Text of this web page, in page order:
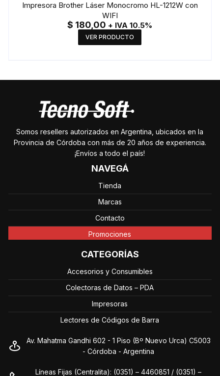
Impresora Brother Láser Monocromo HL-1212W con
WIFI
$ 180,00 + IVA 10.5%
VER PRODUCTO
Somos resellers autorizados en Argentina, ubicados en la
Provincia de Córdoba con más de 20 años de experiencia.
¡Envíos a todo el país!
NAVEGÁ
Tienda
Marcas
Contacto
Promociones
CATEGORÍAS
Accesorios y Consumibles
Colectoras de Datos – PDA
Impresoras
Lectores de Códigos de Barra
Av. Mahatma Gandhi 602 - 1 Piso (Bº Nuevo Urca) C5003
- Córdoba - Argentina
Líneas Fijas (Centralita): (0351) – 4460851 / (0351) –